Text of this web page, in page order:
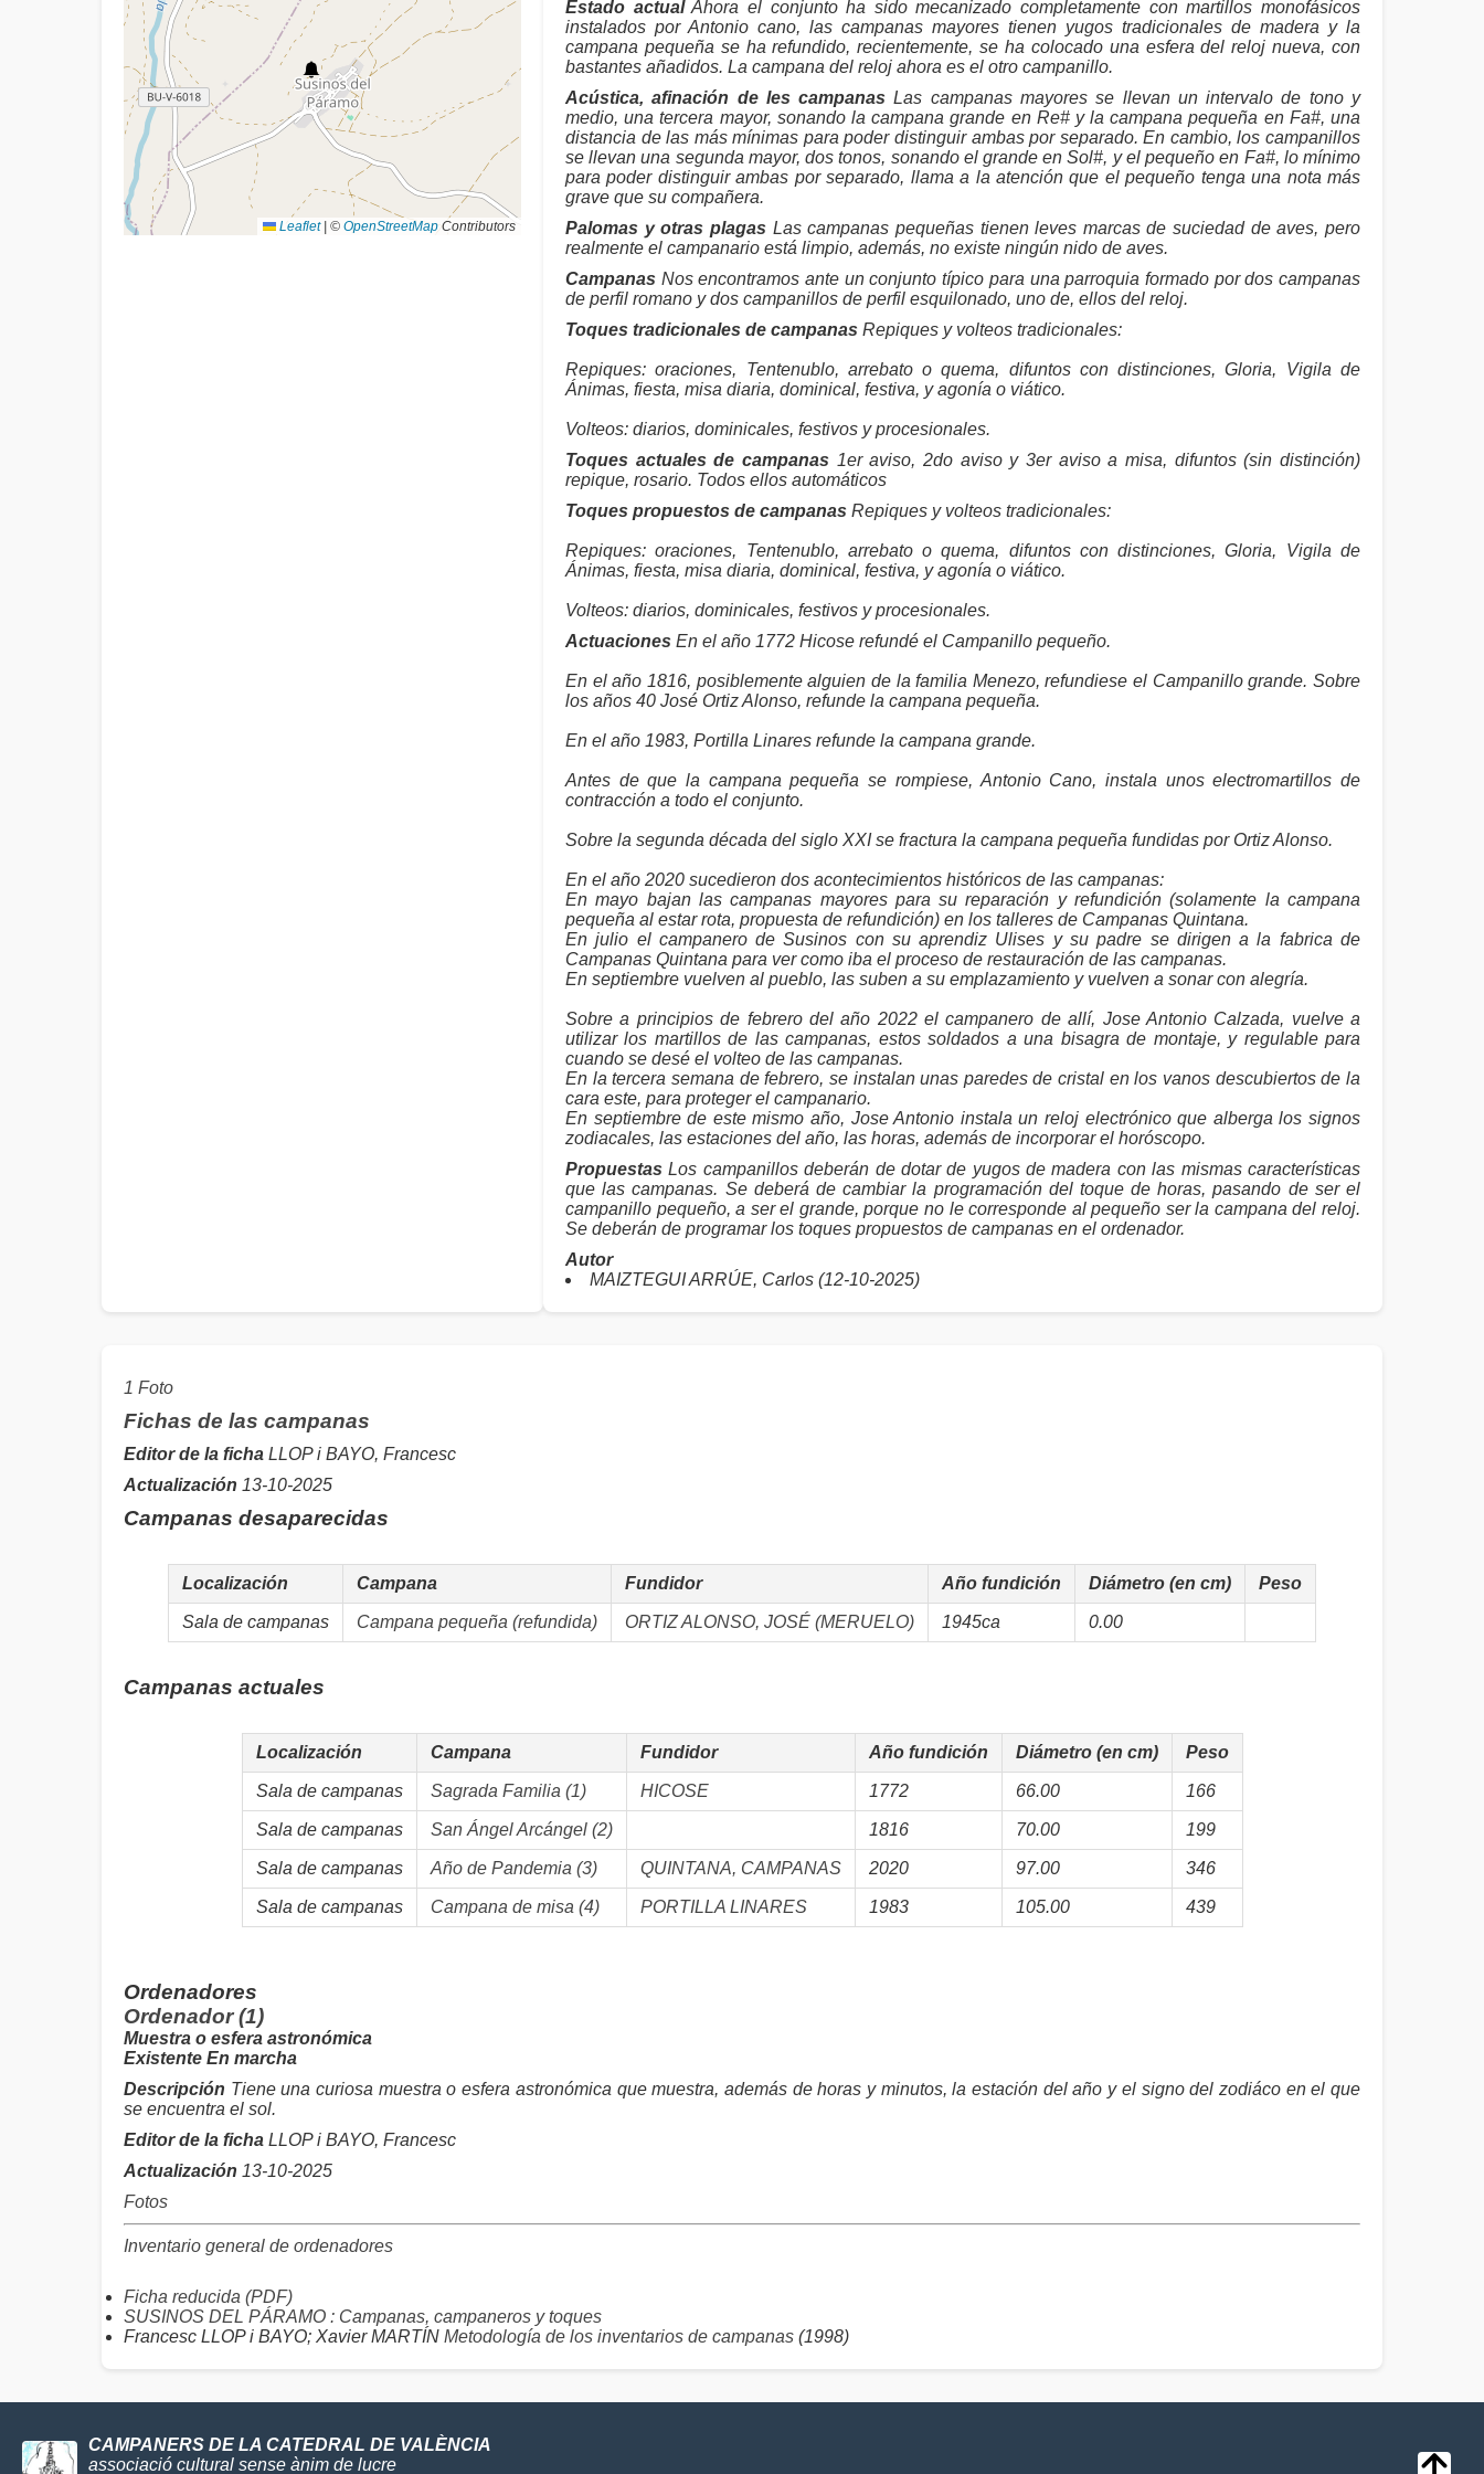
Leaflet © OpenStreetMap Contributors
Estado actualAhora el conjunto ha sido mecanizado completamente con martillos monofásicos
instalados por Antonio cano, las campanas mayores tienen yugos tradicionales de madera y la
campana pequeña se ha refundido, recientemente, se ha colocado una esfera del reloj nueva, con
bastantes añadidos. La campana del reloj ahora es el otro campanillo.
Acústica, afinación de les campanas Las campanas mayores se llevan un intervalo de tono y
medio, una tercera mayor, sonando la campana grande en Re# y la campana pequeña en Fa#, una
distancia de las más mínimas para poder distinguir ambas por separado. En cambio, los campanillos
se llevan una segunda mayor, dos tonos, sonando el grande en Sol#, y el pequeño en Fa#, lo mínimo
para poder distinguir ambas por separado, llama a la atención que el pequeño tenga una nota más
grave que su compañera.
Palomas y otras plagas Las campanas pequeñas tienen leves marcas de suciedad de aves, pero
realmente el campanario está limpio, además, no existe ningún nido de aves.
Campanas Nos encontramos ante un conjunto típico para una parroquia formado por dos campanas
de perfil romano y dos campanillos de perfil esquilonado, uno de, ellos del reloj.
Toques tradicionales de campanas Repiques y volteos tradicionales:
Repiques: oraciones, Tentenublo, arrebato o quema, difuntos con distinciones, Gloria, Vigila de
Ánimas, fiesta, misa diaria, dominical, festiva, y agonía o viático.
Volteos: diarios, dominicales, festivos y procesionales.
Toques actuales de campanas 1er aviso, 2do aviso y 3er aviso a misa, difuntos (sin distinción)
repique, rosario. Todos ellos automáticos
Toques propuestos de campanas Repiques y volteos tradicionales:
Repiques: oraciones, Tentenublo, arrebato o quema, difuntos con distinciones, Gloria, Vigila de
Ánimas, fiesta, misa diaria, dominical, festiva, y agonía o viático.
Volteos: diarios, dominicales, festivos y procesionales.
Actuaciones En el año 1772 Hicose refundé el Campanillo pequeño.
En el año 1816, posiblemente alguien de la familia Menezo, refundiese el Campanillo grande. Sobre
los años 40 José Ortiz Alonso, refunde la campana pequeña.
En el año 1983, Portilla Linares refunde la campana grande.
Antes de que la campana pequeña se rompiese, Antonio Cano, instala unos electromartillos de
contracción a todo el conjunto.
Sobre la segunda década del siglo XXI se fractura la campana pequeña fundidas por Ortiz Alonso.
En el año 2020 sucedieron dos acontecimientos históricos de las campanas:
En mayo bajan las campanas mayores para su reparación y refundición (solamente la campana
pequeña al estar rota, propuesta de refundición) en los talleres de Campanas Quintana.
En julio el campanero de Susinos con su aprendiz Ulises y su padre se dirigen a la fabrica de
Campanas Quintana para ver como iba el proceso de restauración de las campanas.
En septiembre vuelven al pueblo, las suben a su emplazamiento y vuelven a sonar con alegría.
Sobre a principios de febrero del año 2022 el campanero de allí, Jose Antonio Calzada, vuelve a
utilizar los martillos de las campanas, estos soldados a una bisagra de montaje, y regulable para
cuando se desé el volteo de las campanas.
En la tercera semana de febrero, se instalan unas paredes de cristal en los vanos descubiertos de la
cara este, para proteger el campanario.
En septiembre de este mismo año, Jose Antonio instala un reloj electrónico que alberga los signos
zodiacales, las estaciones del año, las horas, además de incorporar el horóscopo.
Propuestas Los campanillos deberán de dotar de yugos de madera con las mismas características
que las campanas. Se deberá de cambiar la programación del toque de horas, pasando de ser el
campanillo pequeño, a ser el grande, porque no le corresponde al pequeño ser la campana del reloj.
Se deberán de programar los toques propuestos de campanas en el ordenador.
Autor
MAIZTEGUI ARRÚE, Carlos (12-10-2025)
1 Foto
Fichas de las campanas
Editor de la ficha LLOP i BAYO, Francesc
Actualización 13-10-2025
Campanas desaparecidas
Localización Campana Fundidor Año fundición Diámetro (en cm) Peso
Sala de campanas Campana pequeña (refundida) ORTIZ ALONSO, JOSÉ (MERUELO) 1945ca 0.00
Campanas actuales
Localización Campana Fundidor Año fundición Diámetro (en cm) Peso
Sala de campanas Sagrada Familia (1) HICOSE 1772 66.00 166
Sala de campanas San Ángel Arcángel (2) 1816 70.00 199
Sala de campanas Año de Pandemia (3) QUINTANA, CAMPANAS 2020 97.00 346
Sala de campanas Campana de misa (4) PORTILLA LINARES 1983 105.00 439
Ordenadores
Ordenador (1)
Muestra o esfera astronómica
Existente En marcha
Descripción Tiene una curiosa muestra o esfera astronómica que muestra, además de horas y minutos, la estación del año y el signo del zodiáco en el que
se encuentra el sol.
Editor de la ficha LLOP i BAYO, Francesc
Actualización 13-10-2025
Fotos
Inventario general de ordenadores
Ficha reducida (PDF)
SUSINOS DEL PÁRAMO : Campanas, campaneros y toques
Francesc LLOP i BAYO; Xavier MARTÍN Metodología de los inventarios de campanas (1998)
CAMPANERS DE LA CATEDRAL DE VALÈNCIA
associació cultural sense ànim de lucre